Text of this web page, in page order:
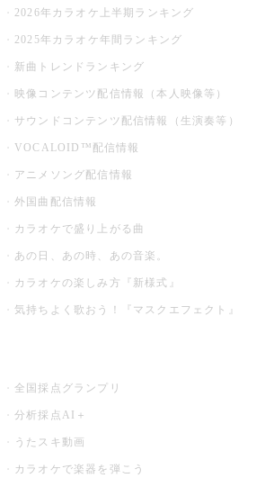
2026年カラオケ上半期ランキング
2025年カラオケ年間ランキング
新曲トレンドランキング
映像コンテンツ配信情報（本人映像等）
サウンドコンテンツ配信情報（生演奏等）
VOCALOID™配信情報
アニメソング配信情報
外国曲配信情報
カラオケで盛り上がる曲
あの日、あの時、あの音楽。
カラオケの楽しみ方『新様式』
気持ちよく歌おう！『マスクエフェクト』
全国採点グランプリ
分析採点AI＋
うたスキ動画
カラオケで楽器を弾こう